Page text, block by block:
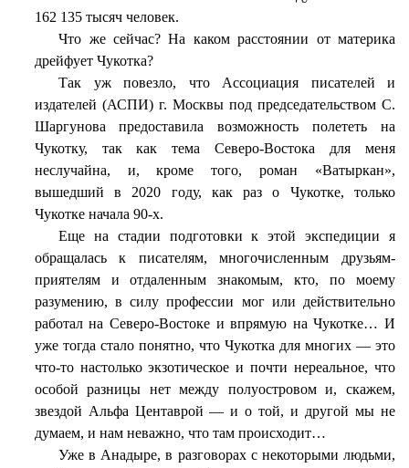
162 135 тысяч человек.
Что же сейчас? На каком расстоянии от материка
дрейфует Чукотка?
Так уж повезло, что Ассоциация писателей и
издателей (АСПИ) г. Москвы под председательством С.
Шаргунова предоставила возможность полететь на
Чукотку, так как тема Северо-Востока для меня
неслучайна, и, кроме того, роман «Ватыркан»,
вышедший в 2020 году, как раз о Чукотке, только
Чукотке начала 90-х.
Еще на стадии подготовки к этой экспедиции я
обращалась к писателям, многочисленным друзьям-
приятелям и отдаленным знакомым, кто, по моему
разумению, в силу профессии мог или действительно
работал на Северо-Востоке и впрямую на Чукотке… И
уже тогда стало понятно, что Чукотка для многих — это
что-то настолько экзотическое и почти нереальное, что
особой разницы нет между полуостровом и, скажем,
звездой Альфа Центаврой — и о той, и другой мы не
думаем, и нам неважно, что там происходит…
Уже в Анадыре, в разговорах с некоторыми людьми,